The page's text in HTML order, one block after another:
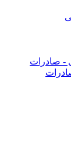
- صادرات